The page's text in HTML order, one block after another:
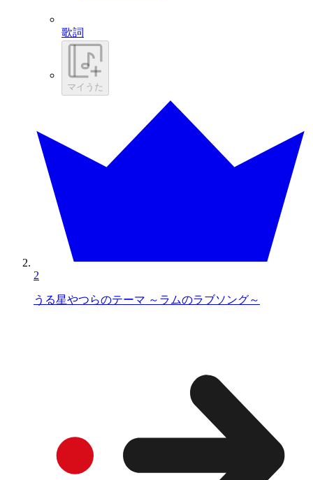
歌詞
マイうた
2
うる星やつらのテーマ ～ラムのラブソング～